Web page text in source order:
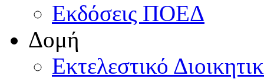
Εκδόσεις ΠΟΕΔ
Δομή
Εκτελεστικό